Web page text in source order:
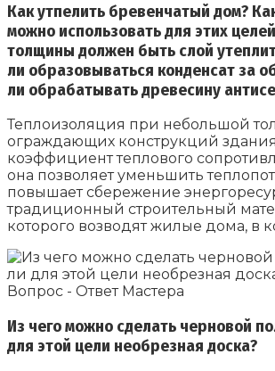
Как утпелить бревенчатый дом?
можно использовать для этих
толщины должен быть слой
ли образовываться конденсат за
ли обрабатывать древесину
Теплоизоляция при небольшой
ограждающих конструкций
коэффициент теплового
она позволяет уменьшить
повышает сбережение
традиционный строительный
которого возводят жилые дома, в
Из чего можно сделать черновой
для этой цели необрезная доска?